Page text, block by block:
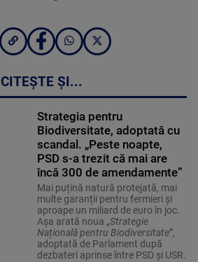
CITEȘTE ȘI...
Strategia pentru
Biodiversitate, adoptată cu
scandal. „Peste noapte,
PSD s-a trezit că mai are
încă 300 de amendamente”
Mai puțină natură protejată, mai
multe garanții pentru fermieri și
aproape un miliard de euro în joc.
Așa arată noua „Strategie
Națională pentru Biodiversitate”,
adoptată de Parlament după
dezbateri aprinse între PSD și USR.